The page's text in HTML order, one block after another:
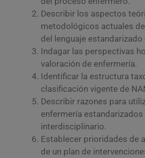
Describir los aspectos
metodológicos actuales
del lenguaje
Indagar las perspectivas
valoración de enfermería.
Identificar la estructura
clasificación vigente de
Describir razones para
enfermería
interdisciplinario.
Establecer prioridades de
de un plan de